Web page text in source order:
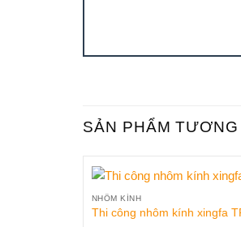
SẢN PHẨM
NHÔM KÍNH
Thi công nhôm kính xingfa